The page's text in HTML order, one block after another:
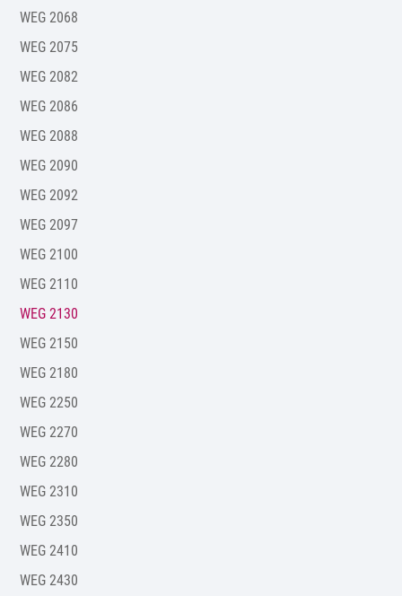
WEG 2068
WEG 2075
WEG 2082
WEG 2086
WEG 2088
WEG 2090
WEG 2092
WEG 2097
WEG 2100
WEG 2110
WEG 2130
WEG 2150
WEG 2180
WEG 2250
WEG 2270
WEG 2280
WEG 2310
WEG 2350
WEG 2410
WEG 2430